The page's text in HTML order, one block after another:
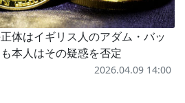
体はイギリス人のアダム・バッ
本人はその疑惑を否定
2026.04.09 14:00